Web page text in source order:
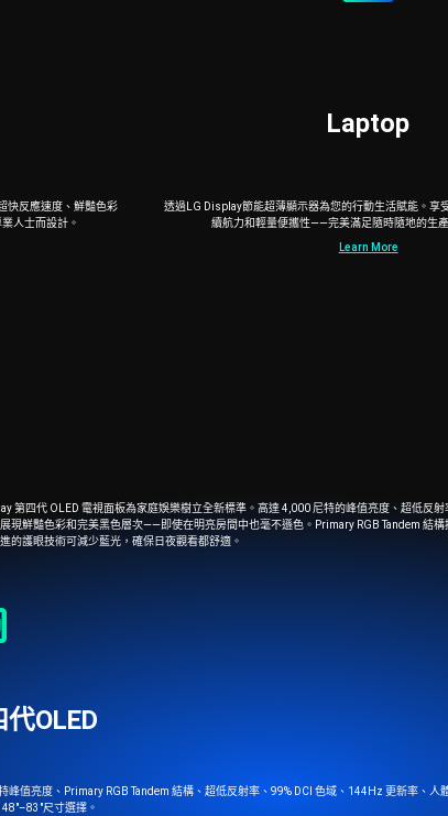
快反應速度、鮮豔色彩
人士而設計。
Laptop
透過LG Display節能超薄顯示器為您的行動生活賦能。享
續航力和輕量便攜性——完美滿足隨時隨地的生
Learn More
第四代 OLED 電視面板為家庭娛樂樹立全新標準。高達 4,000 尼特的峰值亮度、超低反射
現鮮豔色彩和完美黑色層次——即使在明亮房間中也毫不遜色。Primary RGB Tandem 結
的護眼技術可減少藍光，確保日夜觀看都舒適。
OLED
峰值亮度、Primary RGB Tandem 結構、超低反射率、99% DCI 色域、144Hz 更新率、人
尺寸選擇。